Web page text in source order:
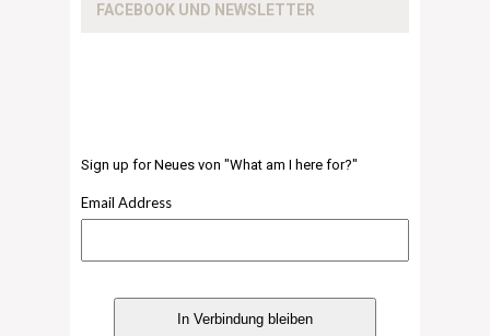
FACEBOOK UND NEWSLETTER
Sign up for Neues von "What am I here for?"
Email Address